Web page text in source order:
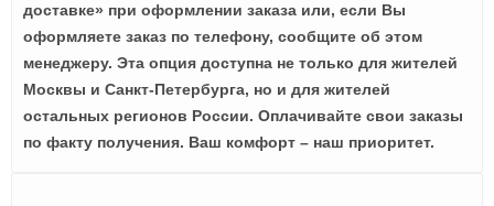
доставке» при оформлении заказа или, если Вы
оформляете заказ по телефону, сообщите об этом
менеджеру. Эта опция доступна не только для жителей
Москвы и Санкт-Петербурга, но и для жителей
остальных регионов России. Оплачивайте свои заказы
по факту получения. Ваш комфорт – наш приоритет.